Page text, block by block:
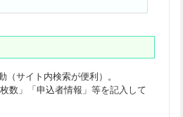
サイト内検索が便利）。
数」「申込者情報」等を記入して